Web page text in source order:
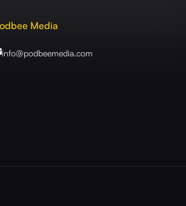
Media
info@podbeemedia.com